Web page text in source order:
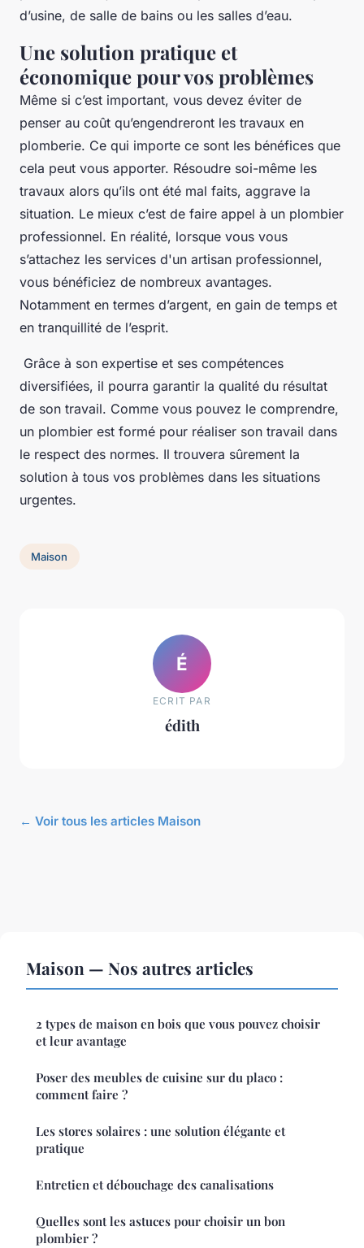
d’usine, de salle de bains ou les salles d’eau.
Une solution pratique et
économique pour vos problèmes
Même si c’est important, vous devez éviter de
penser au coût qu’engendreront les travaux en
plomberie. Ce qui importe ce sont les bénéfices que
cela peut vous apporter. Résoudre soi-même les
travaux alors qu’ils ont été mal faits, aggrave la
situation. Le mieux c’est de faire appel à un plombier
professionnel. En réalité, lorsque vous vous
s’attachez les services d'un artisan professionnel,
vous bénéficiez de nombreux avantages.
Notamment en termes d’argent, en gain de temps et
en tranquillité de l’esprit.
Grâce à son expertise et ses compétences
diversifiées, il pourra garantir la qualité du résultat
de son travail. Comme vous pouvez le comprendre,
un plombier est formé pour réaliser son travail dans
le respect des normes. Il trouvera sûrement la
solution à tous vos problèmes dans les situations
urgentes.
Maison
É
ECRIT PAR
édith
← Voir tous les articles Maison
Maison — Nos autres articles
2 types de maison en bois que vous pouvez choisir
et leur avantage
Poser des meubles de cuisine sur du placo :
comment faire ?
Les stores solaires : une solution élégante et
pratique
Entretien et débouchage des canalisations
Quelles sont les astuces pour choisir un bon
plombier ?